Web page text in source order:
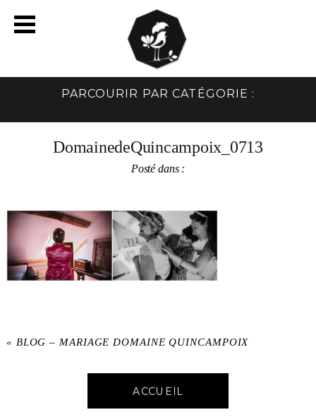
PARCOURIR PAR CATÉGORIE :
DomainedeQuincampoix_0713
Posté dans :
« BLOG – MARIAGE DOMAINE QUINCAMPOIX
ACCUEIL